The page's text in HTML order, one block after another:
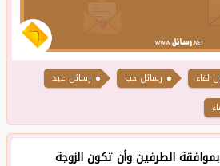
رسائل حب
رسائل عيد
الطرفين وأن تكون الزوجة